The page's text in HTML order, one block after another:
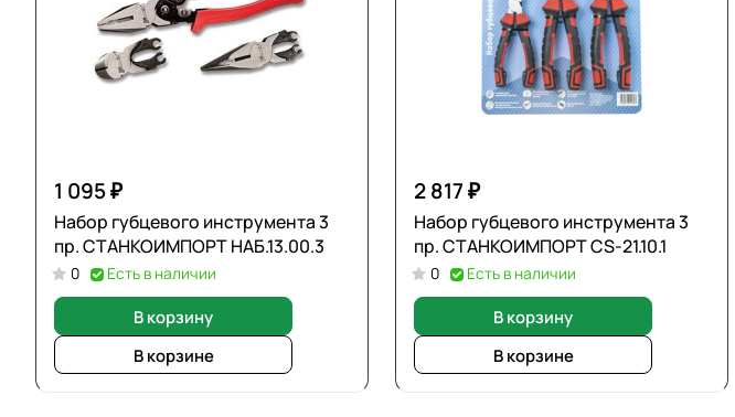
1 095 ₽
Набор губцевого инструмента 3
пр. СТАНКОИМПОРТ НАБ.13.00.3
0 Есть в наличии
В корзину
В корзине
2 817 ₽
Набор губцевого инструмента 3
пр. СТАНКОИМПОРТ CS-21.10.1
0 Есть в наличии
В корзину
В корзине